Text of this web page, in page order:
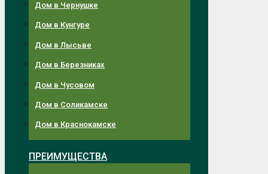
Дом в Чернушке
Дом в Кунгуре
Дом в Лысьве
Дом в Березниках
Дом в Чусовом
Дом в Соликамске
Дом в Краснокамске
ПРЕИМУЩЕСТВА